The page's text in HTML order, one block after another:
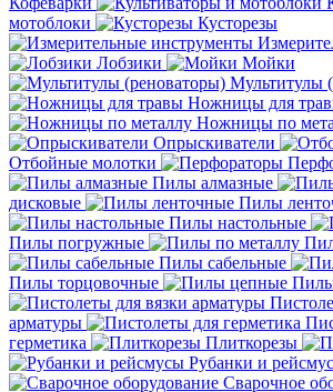
мотоблоки
Кусторезы
Лобзики
Мойки
Мультитулы
Ножницы для
Ножницы по
Опрыскиватели
Отбойные молотки
Пилы алмазные
дисковые
Пилы
Пилы настольные
Пилы погружные
Пилы сабельные
Пилы торцовочные
арматуры
герметика
Плиткорезы
Рубанки и
Сварочное